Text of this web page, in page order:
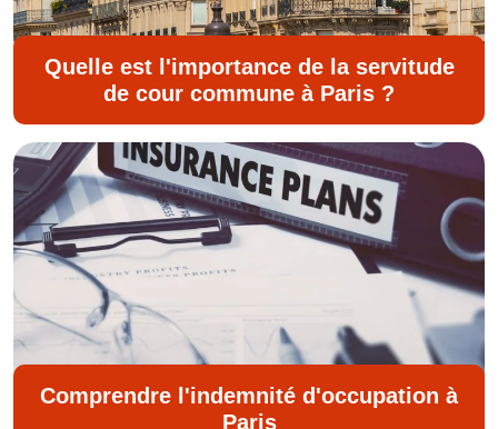
Quelle est l'importance de la servitude
de cour commune à Paris ?
Comprendre l'indemnité d'occupation à
Paris